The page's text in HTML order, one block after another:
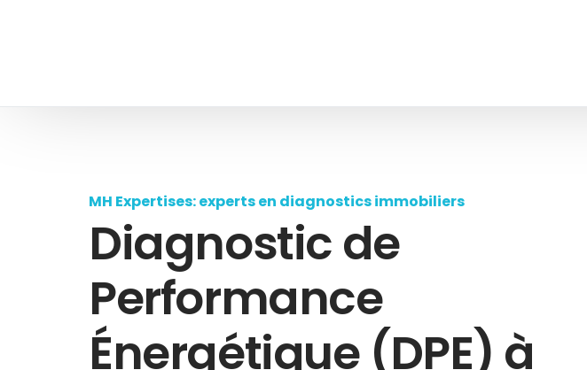
MH Expertises: experts en diagnostics immobiliers
Diagnostic de
Performance
Énergétique (DPE) à